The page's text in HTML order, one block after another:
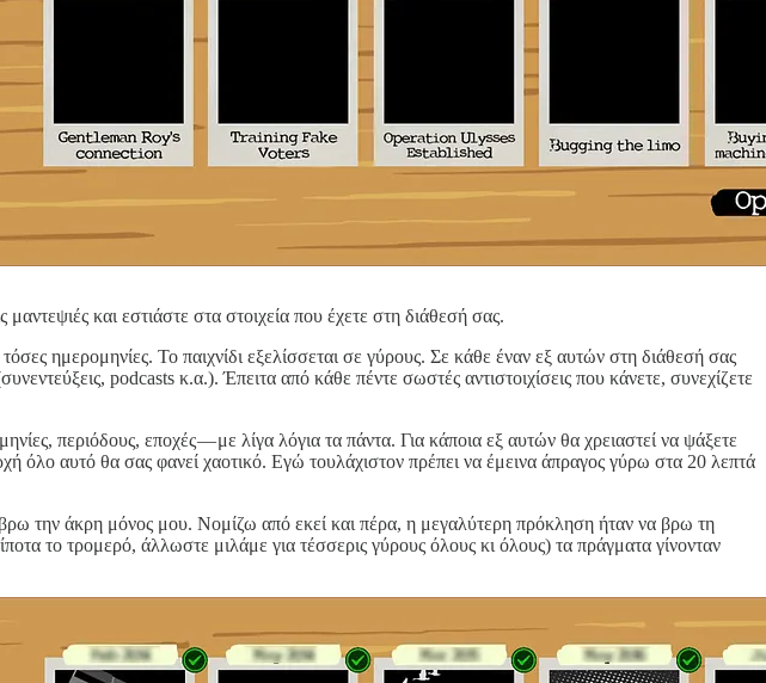
και εστιάστε στα στοιχεία που έχετε στη διάθεσή σας.
ημερομηνίες. Το παιχνίδι εξελίσσεται σε γύρους. Σε κάθε έναν εξ αυτών στη διάθεσή σας
podcasts κ.α.). Έπειτα από κάθε πέντε σωστές αντιστοιχίσεις που κάνετε, συνεχίζετε
περιόδους, εποχές — με λίγα λόγια τα πάντα. Για κάποια εξ αυτών θα χρειαστεί να ψάξετε
όλο αυτό θα σας φανεί χαοτικό. Εγώ τουλάχιστον πρέπει να έμεινα άπραγος γύρω στα 20 λεπτά
την άκρη μόνος μου. Νομίζω από εκεί και πέρα, η μεγαλύτερη πρόκληση ήταν να βρω τη
το τρομερό, άλλωστε μιλάμε για τέσσερις γύρους όλους κι όλους) τα πράγματα γίνονταν